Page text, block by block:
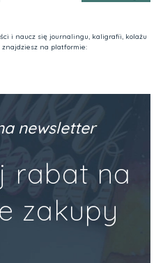
i naucz się journalingu, kaligrafii, kolażu
na platformie:
newsletter
rabat na
zakupy